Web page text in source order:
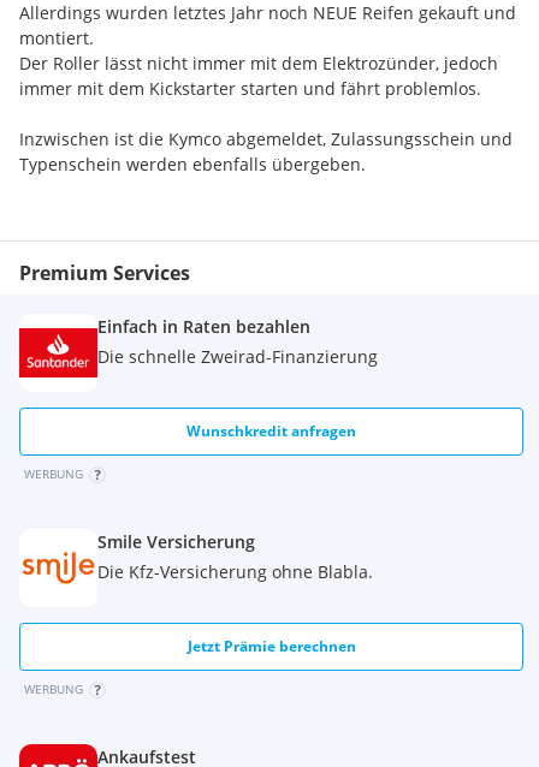
Allerdings wurden letztes Jahr noch NEUE Reifen gekauft und
montiert.
Der Roller lässt nicht immer mit dem Elektrozünder, jedoch
immer mit dem Kickstarter starten und fährt problemlos.
Inzwischen ist die Kymco abgemeldet, Zulassungsschein und
Typenschein werden ebenfalls übergeben.
Premium Services
Einfach in Raten bezahlen
Die schnelle Zweirad-Finanzierung
Wunschkredit anfragen
WERBUNG
Smile Versicherung
Die Kfz-Versicherung ohne Blabla.
Jetzt Prämie berechnen
WERBUNG
Ankaufstest